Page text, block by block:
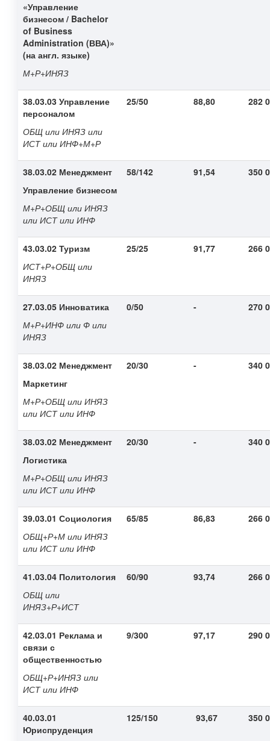
«Управление
бизнесом / Bachelor
of Business
Administration (ВВА)»
(на англ. языке)
М+Р+ИНЯЗ
38.03.03 Управление
персоналом
ОБЩ или ИНЯЗ или
ИСТ или ИНФ+М+Р
25/50 88,80 282
38.03.02 Менеджмент
Управление бизнесом
М+Р+ОБЩ или ИНЯЗ
или ИСТ или ИНФ
58/142 91,54 350
43.03.02 Туризм
ИСТ+Р+ОБЩ или
ИНЯЗ
25/25 91,77 266
27.03.05 Инноватика
М+Р+ИНФ или Ф или
ИНЯЗ
0/50 - 270
38.03.02 Менеджмент
Маркетинг
М+Р+ОБЩ или ИНЯЗ
или ИСТ или ИНФ
20/30 - 340
38.03.02 Менеджмент
Логистика
М+Р+ОБЩ или ИНЯЗ
или ИСТ или ИНФ
20/30 - 340
39.03.01 Социология
ОБЩ+Р+М или ИНЯЗ
или ИСТ или ИНФ
65/85 86,83 266
41.03.04 Политология
ОБЩ или
ИНЯЗ+Р+ИСТ
60/90 93,74 266
42.03.01 Реклама и
связи с
общественностью
ОБЩ+Р+ИНЯЗ или
ИСТ или ИНФ
9/300 97,17 290
40.03.01
Юриспруденция
125/150 93,67 350